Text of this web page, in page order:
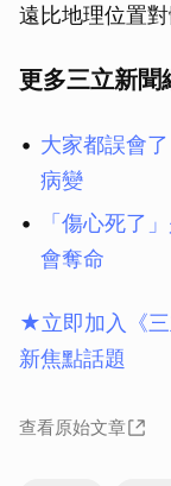
遠比地理位置對
更多三立新聞
大家都誤會
病變
「傷心死了
會奪命
★立即加入《
新焦點話題
查看原始文章